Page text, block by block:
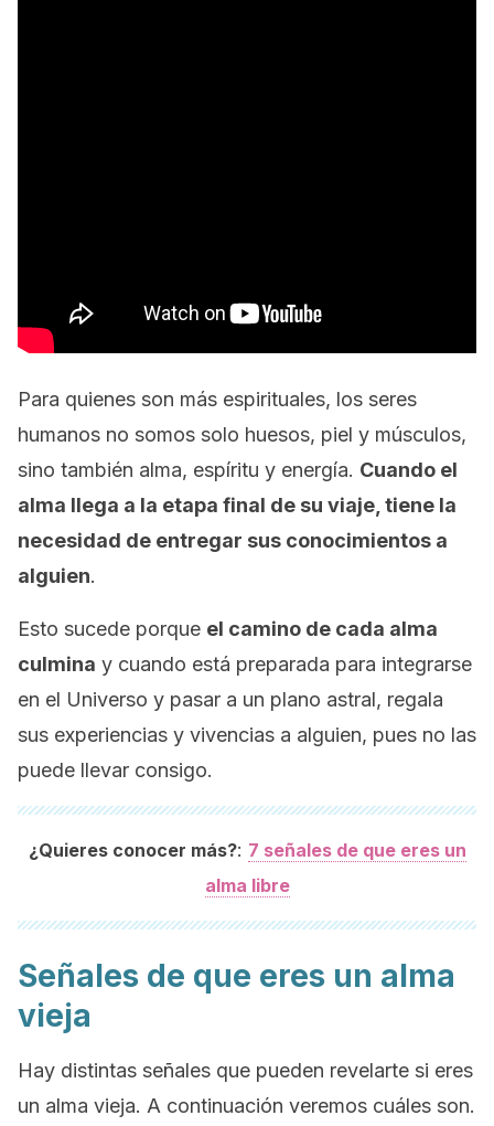
Para quienes son más espirituales, los seres
humanos no somos solo huesos, piel y músculos,
sino también alma, espíritu y energía. Cuando el
alma llega a la etapa final de su viaje, tiene la
necesidad de entregar sus conocimientos a
alguien.
Esto sucede porque el camino de cada alma
culmina y cuando está preparada para integrarse
en el Universo y pasar a un plano astral, regala
sus experiencias y vivencias a alguien, pues no las
puede llevar consigo.
¿Quieres conocer más?: 7 señales de que eres un
alma libre
Señales de que eres un alma
vieja
Hay distintas señales que pueden revelarte si eres
un alma vieja. A continuación veremos cuáles son.